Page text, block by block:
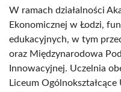
W ramach działalności
Ekonomicznej w Łodzi,
edukacyjnych, w tym
oraz Międzynarodowa
Innowacyjnej. Uczelnia
Liceum